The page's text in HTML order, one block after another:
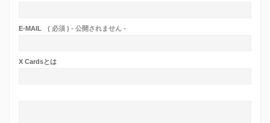
E-MAIL ( 必須 ) - 公開されません -
X Cardsとは